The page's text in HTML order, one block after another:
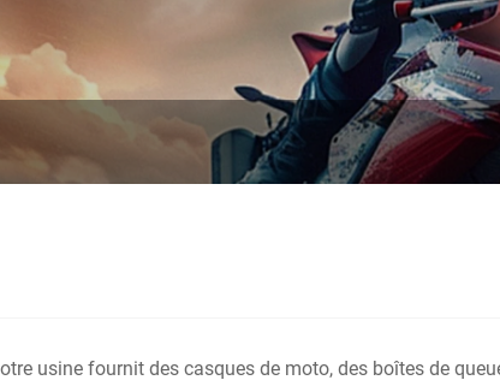
usine fournit des casques de moto, des boîtes de